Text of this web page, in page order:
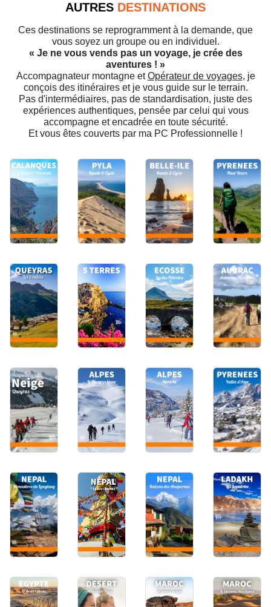
AUTRES DESTINATIONS
Ces destinations se reprogramment à la demande, que
vous soyez un groupe ou en individuel.
« Je ne vous vends pas un voyage, je crée des
aventures ! »
Accompagnateur montagne etOpérateur de voyages, je
conçois des itinéraires et je vous guide sur le terrain.
Pas d'intermédiaires, pas de standardisation, juste des
expériences authentiques, pensée par celui qui vous
accompagne et encadrée en toute sécurité.
Et vous êtes couverts par ma PC Professionnelle !